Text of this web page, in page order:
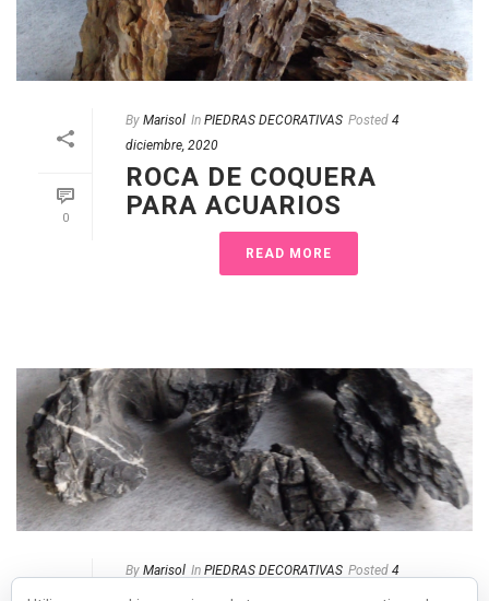
0
By Marisol In PIEDRAS DECORATIVAS Posted 4
diciembre, 2020
ROCA DE COQUERA
PARA ACUARIOS
READ MORE
By Marisol In PIEDRAS DECORATIVAS Posted 4